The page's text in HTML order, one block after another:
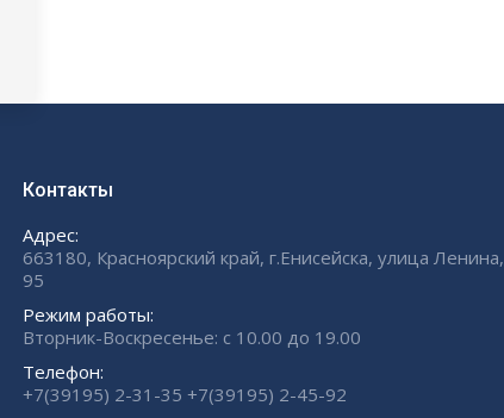
Контакты
Адрес:
663180, Красноярский край, г.Енисейска, улица Ленина,
95
Режим работы:
Вторник-Воскресенье: с 10.00 до 19.00
Телефон:
+7(39195) 2-31-35 +7(39195) 2-45-92